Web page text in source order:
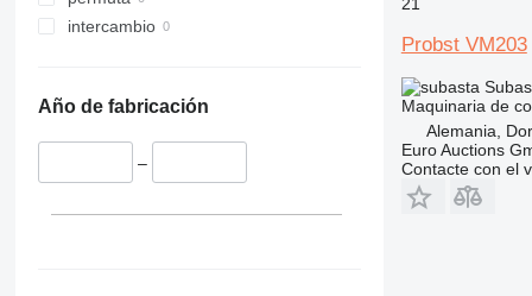
326
329
349
NXT
S-Series
intercambio
Año de fabricación
–
Probst VM203
Maquinaria de
Alemania,
Euro Auctions
Contacte con el